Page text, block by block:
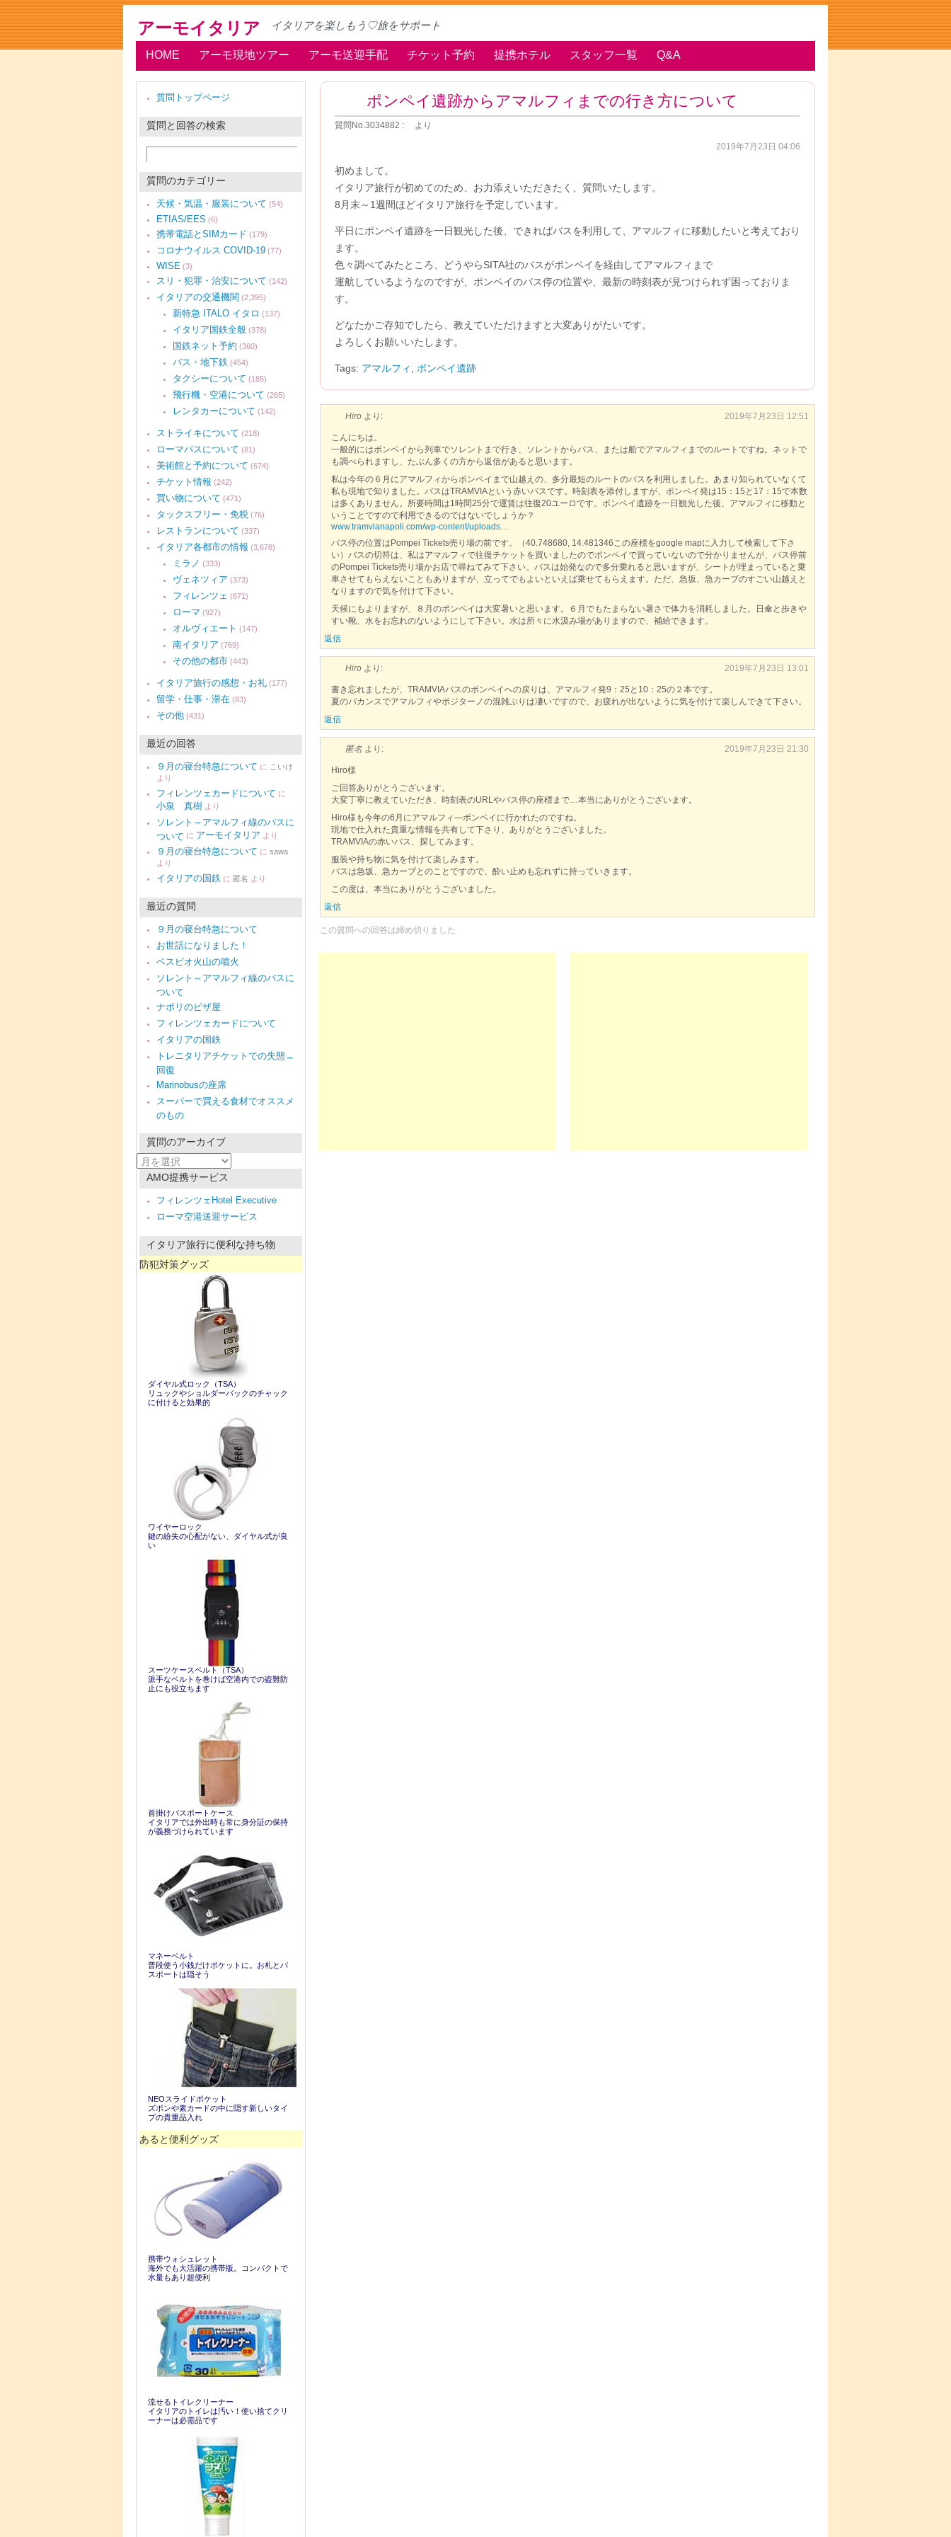
アーモイタリア イタリアを楽しもう♡旅をサポート
HOME アーモ現地ツアー アーモ送迎手配 チケット予約 提携ホテル スタッフ一覧 Q&A
ポンペイ遺跡からアマルフィまでの行き方について
質問No.3034882 : より
2019年7月23日 04:06
初めまして。
イタリア旅行が初めてのため、お力添えいただきたく、質問いたします。
8月末～1週間ほどイタリア旅行を予定しています。
平日にポンペイ遺跡を一日観光した後、できればバスを利用して、アマルフィに移動したいと考えており
ます。
色々調べてみたところ、どうやらSITA社のバスがポンペイを経由してアマルフィまで
運航しているようなのですが、ポンペイのバス停の位置や、最新の時刻表が見つけられず困っておりま
す。
どなたかご存知でしたら、教えていただけますと大変ありがたいです。
よろしくお願いいたします。
Tags: アマルフィ ポンペイ遺跡
Hiro より: 2019年7月23日 12:51
こんにちは。
一般的にはポンペイから列車でソレントまで行き、ソレントからバス、または船でアマルフィまでのルートですね。ネットで
も調べられますし、たぶん多くの方から返信があると思います。
私は今年の６月にアマルフィからポンペイまで山越えの、多分最短のルートのバスを利用しました。あまり知られていなくて
私も現地で知りました。バスはTRAMVIAという赤いバスです。時刻表を添付しますが、ポンペイ発は15：15と17：15で本数
は多くありません。所要時間は1時間25分で運賃は往復20ユーロです。ポンペイ遺跡を一日観光した後、アマルフィに移動と
いうことですので利用できるのではないでしょうか？
www.tramvianapoli.com/wp-content/uploads…
バス停の位置はPompei Tickets売り場の前です。（40.748680, 14.481346この座標をgoogle mapに入力して検索して下さ
い）バスの切符は、私はアマルフィで往復チケットを買いましたのでポンペイで買っていないので分かりませんが、バス停前
のPompei Tickets売り場かお店で尋ねてみて下さい。バスは始発なので多分乗れると思いますが、シートが埋まっていると乗
車させてもらえないこともありますが、立ってでもよいといえば乗せてもらえます。ただ、急坂、急カーブのすごい山越えと
なりますので気を付けて下さい。
天候にもよりますが、８月のポンペイは大変暑いと思います。６月でもたまらない暑さで体力を消耗しました。日傘と歩きや
すい靴、水をお忘れのないようにして下さい。水は所々に水汲み場がありますので、補給できます。
返信
Hiro より: 2019年7月23日 13:01
書き忘れましたが、TRAMVIAバスのポンペイへの戻りは、アマルフィ発9：25と10：25の２本です。
夏のバカンスでアマルフィやポジターノの混雑ぶりは凄いですので、お疲れが出ないように気を付けて楽しんできて下さい。
返信
匿名 より: 2019年7月23日 21:30
Hiro様
ご回答ありがとうございます。
大変丁寧に教えていただき、時刻表のURLやバス停の座標まで…本当にありがとうございます。
Hiro様も今年の6月にアマルフィ―ポンペイに行かれたのですね。
現地で仕入れた貴重な情報を共有して下さり、ありがとうございました。
TRAMVIAの赤いバス、探してみます。
服装や持ち物に気を付けて楽しみます。
バスは急坂、急カーブとのことですので、酔い止めも忘れずに持っていきます。
この度は、本当にありがとうございました。
返信
この質問への回答は締め切りました
質問トップページ
質問と回答の検索
質問のカテゴリー
天候・気温・服装について (54)
ETIAS/EES (6)
携帯電話とSIMカード (179)
コロナウイルス COVID-19 (77)
WISE (3)
スリ・犯罪・治安について (142)
イタリアの交通機関 (2,395)
新特急 ITALO イタロ (137)
イタリア国鉄全般 (378)
国鉄ネット予約 (360)
バス・地下鉄 (454)
タクシーについて (185)
飛行機・空港について (265)
レンタカーについて (142)
ストライキについて (218)
ローマパスについて (81)
美術館と予約について (674)
チケット情報 (242)
買い物について (471)
タックスフリー・免税 (76)
レストランについて (337)
イタリア各都市の情報 (3,678)
ミラノ (333)
ヴェネツィア (373)
フィレンツェ (671)
ローマ (927)
オルヴィエート (147)
南イタリア (769)
その他の都市 (443)
イタリア旅行の感想・お礼 (177)
留学・仕事・滞在 (83)
その他 (431)
最近の回答
９月の寝台特急について に こいけ
より
フィレンツェカードについて に
小泉 真樹 より
ソレント～アマルフィ線のバスに
ついて に アーモイタリア より
９月の寝台特急について に sawa
より
イタリアの国鉄 に 匿名 より
最近の質問
９月の寝台特急について
お世話になりました！
ベスピオ火山の噴火
ソレント～アマルフィ線のバスに
ついて
ナポリのピザ屋
フィレンツェカードについて
イタリアの国鉄
トレニタリアチケットでの失態→
回復
Marinobusの座席
スーパーで買える食材でオススメ
のもの
質問のアーカイブ
質
問
AMO提携サービス
フィレンツェHotel Executive
ローマ空港送迎サービス
イタリア旅行に便利な持ち物
防犯対策グッズ
ダイヤル式ロック（TSA）
リュックやショルダーバックのチャック
に付けると効果的
ワイヤーロック
鍵の紛失の心配がない、ダイヤル式が良
い
スーツケースベルト（TSA）
派手なベルトを巻けば空港内での盗難防
止にも役立ちます
首掛けパスポートケース
イタリアでは外出時も常に身分証の保持
が義務づけられています
マネーベルト
普段使う小銭だけポケットに。お札とパ
スポートは隠そう
NEOスライドポケット
ズボンや素カードの中に隠す新しいタイ
プの貴重品入れ
あると便利グッズ
携帯ウォシュレット
海外でも大活躍の携帯版。コンパクトで
水量もあり超便利
流せるトイレクリーナー
イタリアのトイレは汚い！使い捨てクリ
ーナーは必需品です